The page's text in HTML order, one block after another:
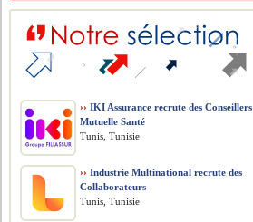
›› IKI Assurance recrute des Conseillers
Mutuelle Santé
Tunis, Tunisie
›› Industrie Multinational recrute des
Collaborateurs
Tunis, Tunisie